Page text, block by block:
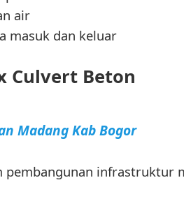
air
masuk dan keluar
Culvert Beton
Madang Kab Bogor
pembangunan infrastruktur